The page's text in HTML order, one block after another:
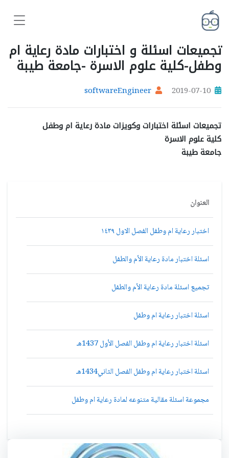
تجميعات اسئلة و اختبارات مادة رعاية ام
وطفل-كلية علوم الاسرة -جامعة طيبة
2019-07-10
softwareEngineer
تجميعات اسئلة اختبارات وكويزات مادة رعاية ام وطفل
كلية علوم الاسرة
جامعة طيبة
العنوان
اختبار رعاية ام وطفل الفصل الاول ١٤٣٩
اسئلة اختبار مادة رعاية الأم والطفل
تجميع اسئلة مادة رعاية الأم والطفل
اسئلة اختبار رعاية ام وطفل
اسئلة اختبار رعاية ام وطفل الفصل الأول 1437هـ
اسئلة اختبار رعاية ام وطفل الفصل الثاني1434هـ
مجموعة اسئلة مقالية متنوعه لمادة رعاية ام وطفل